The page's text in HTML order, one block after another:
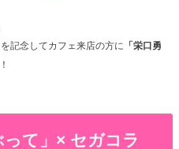
記念してカフェ来店の方に 「栄口勇
って」× セガコラ